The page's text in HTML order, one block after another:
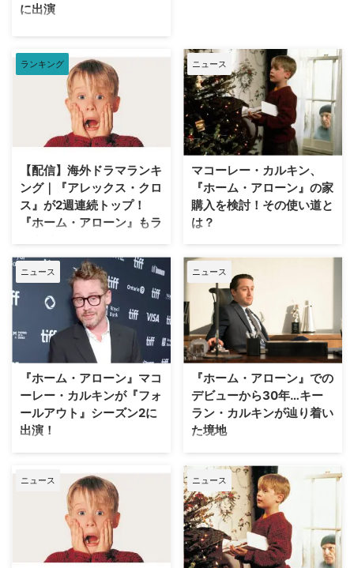
に出演
棒コンビの片割れ、長身でおバカ
なマーヴ役で知られるダニエル・
スターン。彼が、米ABCの新作コ
メディドラマ『Do You Want
Kids?（原題）』に出演すること
が分かった。米Deadlineが伝え
ない世界を描写 一話30分の『Do
You Want Kids?』の主人公は、夫
婦のロージー（『クレイジー・エ
ックス・ガールフレンド』のレイ
コーヴェル）。ある世 …
ランキング
【配信】海外ドラマランキ
ング｜『アレックス・クロ
ス』が2週連続トップ！
『ホーム・アローン』もラ
全米で配信中の海外ドラマおよび
映画（ドキュメンタリー・リアリ
ティショー含む）におけるランキ
ングトップ10（ニールセン調
べ）が発表された。「オリジナル
ドラマ」「非オリジナルドラマ
（※放映権を獲得した他社作
品）」「映画」という3部門にお
ける全米でのストリーミング（配
信）ランキングを紹介しよう。
配信ランキング（ニールセン調
べ） 2024年11月18日（月）から
ル） 『アレックス・クロス ～狙
われた刑事～』（Amazon Prime
Video／計8話 …
ニュース
マコーレー・カルキン、
『ホーム・アローン』の家
購入を検討！その使い道と
は？
30年以上にわたりクリスマス映
画の定番として愛され続ける『ホ
ーム・アローン』で主演を務めた
マコーレー・カルキンが、撮影に
使われた家が売りに出された際に
購入を検討していたという。米
Entertainment Weeklyが伝えて
いる。 ケビン少年の気分が味わ
年公開映画の撮影が行われた、イ
リノイ州のウィネトカにある家が
今年5月に売りに出されたが、そ
のことに主人公のケビンを演じた
う。 「半分本気で家を買おうと
思ったんだ。冗談のつもりでね」
とイリノイ州 …
ニュース
『ホーム・アローン』マコ
ーレー・カルキンが『フォ
ールアウト』シーズン2に
出演！
1990年の大ヒット映画『ホー
レー・カルキンが、Amazonの人
気ドラマ『フォールアウト』シー
ズン2に出演することが分かっ
た。米Deadlineが伝えている。
風変わりな天才役？ アクシデン
トによりクリスマスにたった一人
ニュース
『ホーム・アローン』での
デビューから30年…キー
ラン・カルキンが辿り着い
た境地
米HBOの人気ドラマ『メディア
王 ～華麗なる一族～』でエミー
賞主演男優賞を受賞したことも記
憶に新しいキーラン・カルキン。
1990年の大ヒット映画『ホー
ム・アローン』でデビューしてか
ら30年以上経って、俳優こそが
やりたいことなのだとようやく気
ニュース ニュース